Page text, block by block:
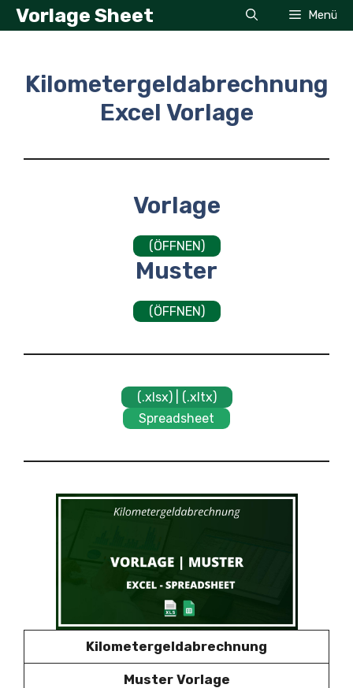
Zum
Inhalt
Vorlage Sheet Menü
Kilometergeldabrechnung
Excel Vorlage
Vorlage
(ÖFFNEN)
Muster
(ÖFFNEN)
(.xlsx) | (.xltx)
Spreadsheet
Kilometergeldabrechnung
Muster Vorlage